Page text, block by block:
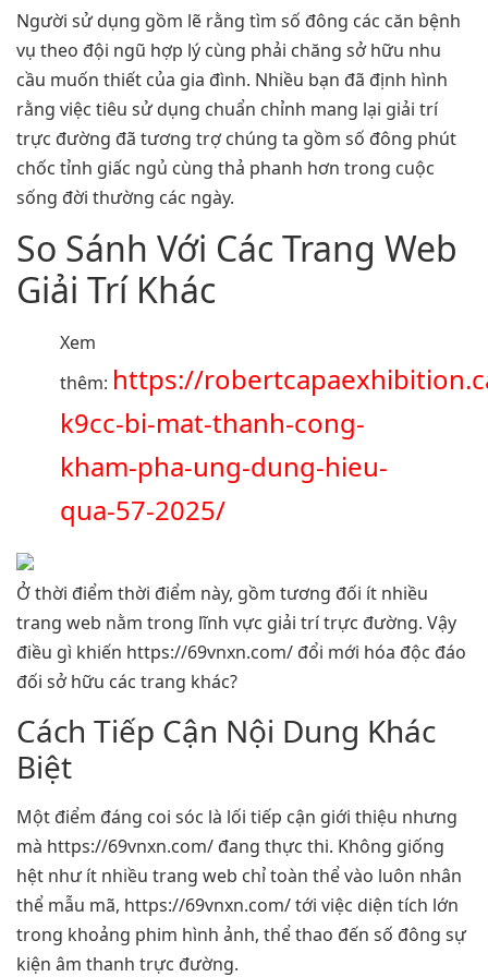
Người sử dụng gồm lẽ rằng tìm số đông các căn bệnh
vụ theo đội ngũ hợp lý cùng phải chăng sở hữu nhu
cầu muốn thiết của gia đình. Nhiều bạn đã định hình
rằng việc tiêu sử dụng chuẩn chỉnh mang lại giải trí
trực đường đã tương trợ chúng ta gồm số đông phút
chốc tỉnh giấc ngủ cùng thả phanh hơn trong cuộc
sống đời thường các ngày.
So Sánh Với Các Trang Web
Giải Trí Khác
Xem
thêm: https://
k9cc-bi-mat-thanh-cong-
kham-pha-ung-dung-hieu-
qua-57-2025/
Ở thời điểm thời điểm này, gồm tương đối ít nhiều
trang web nằm trong lĩnh vực giải trí trực đường. Vậy
điều gì khiến https://69vnxn.com/ đổi mới hóa độc đáo
đối sở hữu các trang khác?
Cách Tiếp Cận Nội Dung Khác
Biệt
Một điểm đáng coi sóc là lối tiếp cận giới thiệu nhưng
mà https://69vnxn.com/ đang thực thi. Không giống
hệt như ít nhiều trang web chỉ toàn thể vào luôn nhân
thể mẫu mã, https://69vnxn.com/ tới việc diện tích lớn
trong khoảng phim hình ảnh, thể thao đến số đông sự
kiện âm thanh trực đường.